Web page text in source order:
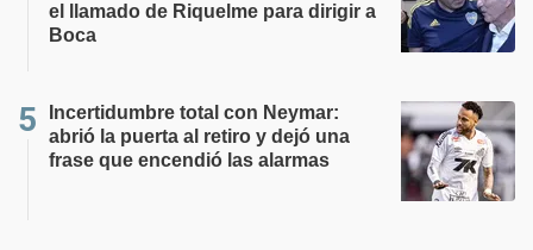
el llamado de Riquelme para dirigir a
Boca
Incertidumbre total con Neymar:
abrió la puerta al retiro y dejó una
frase que encendió las alarmas